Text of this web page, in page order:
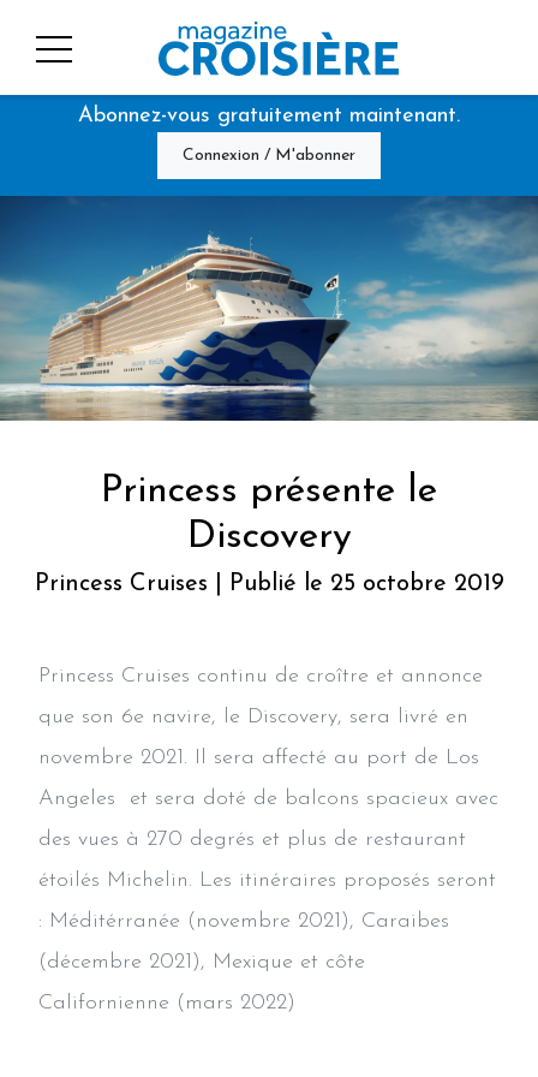
Abonnez-vous gratuitement maintenant.
Connexion / M'abonner
Princess présente le
Discovery
Princess Cruises | Publié le 25 octobre 2019
Princess Cruises continu de croître et annonce
que son 6e navire, le Discovery, sera livré en
novembre 2021. Il sera affecté au port de Los
Angeles et sera doté de balcons spacieux avec
des vues à 270 degrés et plus de restaurant
étoilés Michelin. Les itinéraires proposés seront
: Méditérranée (novembre 2021), Caraibes
(décembre 2021), Mexique et côte
Californienne (mars 2022)